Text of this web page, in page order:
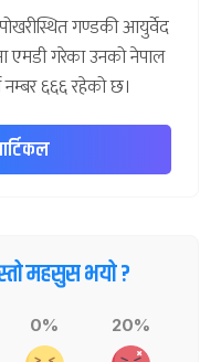
गण्डकी आयुर्वेद
एमडी गरेका उनको नेपाल
६६६ रहेको छ।
महसुस भयो ?
0% 20%